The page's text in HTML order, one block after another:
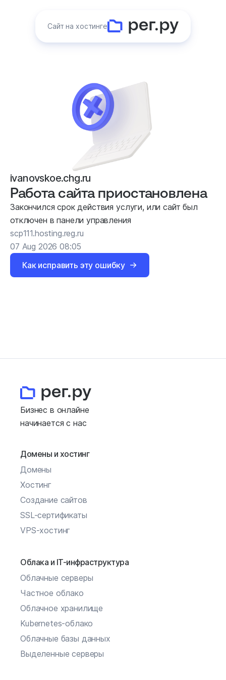
Сайт на хостинге
ivanovskoe.chg.ru
Работа сайта приостановлена
Закончился срок действия услуги, или сайт был
отключен в панели управления
scp111.hosting.reg.ru
07 Aug 2026 08:05
Как исправить эту ошибку
Бизнес в онлайне
начинается с нас
Домены и хостинг
Домены
Хостинг
Создание сайтов
SSL-сертификаты
VPS-хостинг
Облака и IT-инфраструктура
Облачные серверы
Частное облако
Облачное хранилище
Kubernetes-облако
Облачные базы данных
Выделенные серверы